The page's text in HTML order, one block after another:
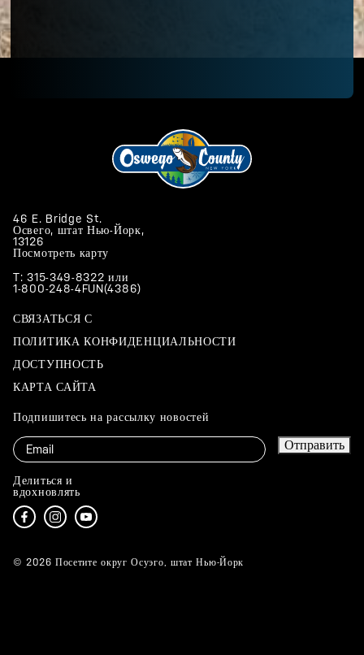
46 E. Bridge St.
Освего, штат Нью-Йорк,
13126
Посмотреть карту
T: 315-349-8322 или
1-800-248-4FUN(4386)
СВЯЗАТЬСЯ С
ПОЛИТИКА КОНФИДЕНЦИАЛЬНОСТИ
ДОСТУПНОСТЬ
КАРТА САЙТА
Подпишитесь на рассылку новостей
Электронная
почта
Отправить
Делиться и
вдохновлять
© 2026 Посетите округ Осуэго, штат Нью-Йорк